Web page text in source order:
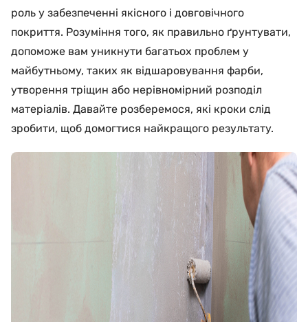
роль у забезпеченні якісного і довговічного
покриття. Розуміння того, як правильно ґрунтувати,
допоможе вам уникнути багатьох проблем у
майбутньому, таких як відшаровування фарби,
утворення тріщин або нерівномірний розподіл
матеріалів. Давайте розберемося, які кроки слід
зробити, щоб домогтися найкращого результату.